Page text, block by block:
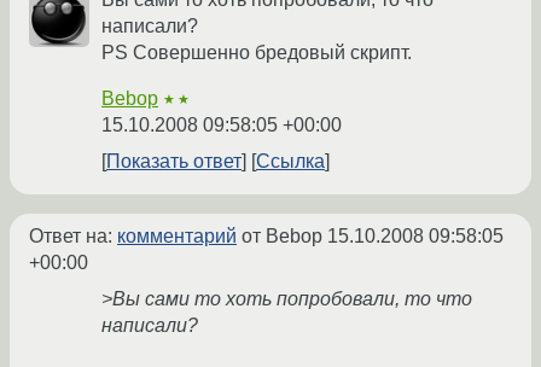
написали?
PS Совершенно бредовый скрипт.
Bebop ★★
15.10.2008 09:58:05 +00:00
Показать ответ
Ссылка
Ответ на: комментарий от Bebop 15.10.2008 09:58:05
+00:00
>Вы сами то хоть попробовали, то что
написали?